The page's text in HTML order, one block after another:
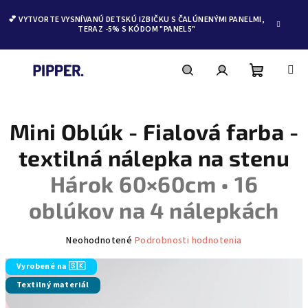
obsah
💕 VYTVORTE VYSNÍVANÚ DETSKÚ IZBIČKU S ČALÚNENÝMI PANELMI,
TERAZ -5% S KÓDOM "PANEL5"
košík
Mini Oblúk - Fialová farba -
textilná nálepka na stenu
Hárok 60×60cm • 16
oblúkov na 4 nálepkách
produktu
je
0,0
Neohodnotené Podrobnosti hodnotenia
Vyrobené na 🇸🇰
Textilný materiál